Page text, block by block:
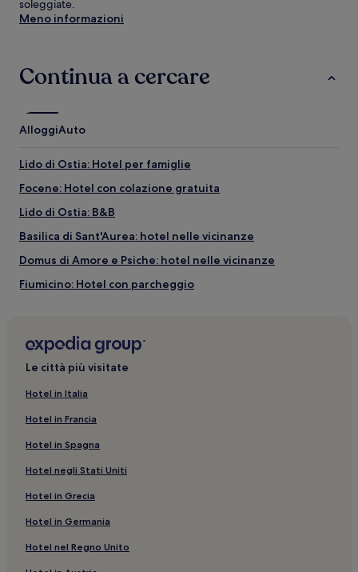
soleggiate.
Meno informazioni
Continua a cercare
AlloggiAuto
Lido di Ostia: Hotel per famiglie
Focene: Hotel con colazione gratuita
Lido di Ostia: B&B
Basilica di Sant'Aurea: hotel nelle vicinanze
Domus di Amore e Psiche: hotel nelle vicinanze
Fiumicino: Hotel con parcheggio
Fiumicino: hotel a 4 stelle
Oasi di Macchiagrande: hotel nelle vicinanze
Fiumicino: Guest house
Parco Leonardo: hotel nelle vicinanze
Lido di Ostia: Hotel sulla spiaggia
Fiumicino: Hotel per fare shopping
Parco Urbano Pineta di Castel Fusano: Hotel per famiglie
Le città più visitate
Hotel in Italia
Hotel in Francia
Hotel in Spagna
Hotel negli Stati Uniti
Hotel in Grecia
Hotel in Germania
Hotel nel Regno Unito